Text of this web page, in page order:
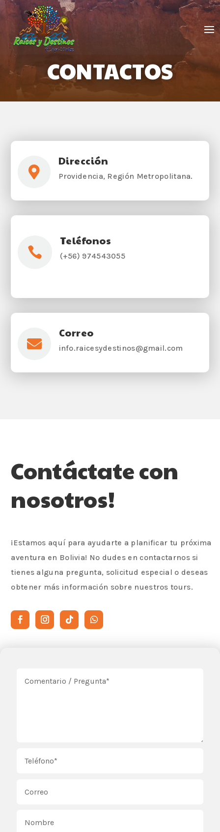
CONTACTOS

Dirección
Providencia, Región Metropolitana.

Teléfonos
(+56) 974543055

Correo
info.raicesydestinos@gmail.com
Contáctate con
nosotros!
¡Estamos aquí para ayudarte a planificar tu próxima
aventura en Bolivia! No dudes en contactarnos si
tienes alguna pregunta, solicitud especial o deseas
obtener más información sobre nuestros tours.